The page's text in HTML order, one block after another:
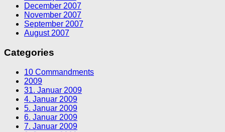
December 2007
November 2007
September 2007
August 2007
Categories
10 Commandments
2009
31. Januar 2009
4. Januar 2009
5. Januar 2009
6. Januar 2009
7. Januar 2009